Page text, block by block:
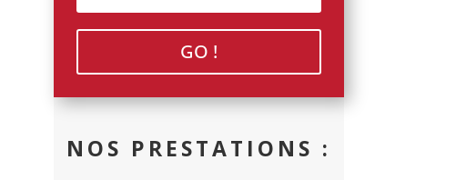
GO !
NOS PRESTATIONS :